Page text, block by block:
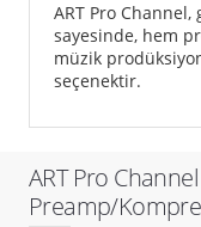
ART Pro
sayesinde, hem
müzik
seçenektir.
ART Pro
Preamp/